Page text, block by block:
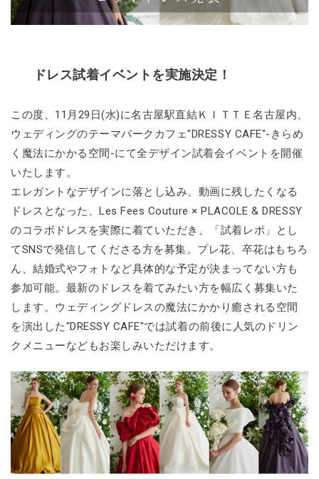
ドレス試着イベントを実施決定！
この度、11月29日(水)に名古屋駅直結ＫＩＴＴＥ名古屋内、
ウェディングのテーマパークカフェ"DRESSY CAFE"-きらめ
く魔法にかかる空間-にて全デザイン試着会イベントを開催
いたします。
エレガントなデザインに落とし込み、動画に残したくなる
ドレスとなった、Les Fees Couture × PLACOLE & DRESSY
のコラボドレスを実際に着ていただき、「試着レポ」とし
てSNSで発信してくださる方を募集。プレ花、卒花はもちろ
ん、結婚式やフォトなど具体的な予定が決まってない方も
参加可能。最新のドレスを着てみたい方を幅広く募集いた
します。ウェディングドレスの魔法にかかり癒される空間
を演出した"DRESSY CAFE"では試着の前後に人気のドリン
クメニューなどもお楽しみいただけます。